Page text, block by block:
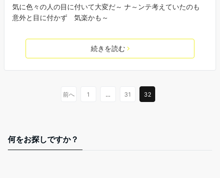
気に色々の人の目に付いて大変だ～ ナ～ンテ考えていたのも
意外と目に付かず 気楽かも～
続きを読む
前へ 1 … 31 32
何をお探しですか？